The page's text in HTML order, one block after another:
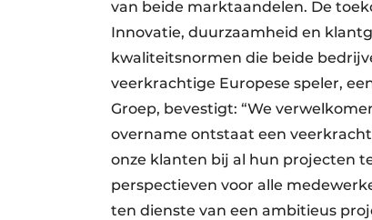
van beide marktaandelen. De
Innovatie, duurzaamheid en
kwaliteitsnormen die beide
veerkrachtige Europese speler,
Groep, bevestigt: “We
overname ontstaat een
onze klanten bij al hun projecten
perspectieven voor alle
ten dienste van een ambitieus